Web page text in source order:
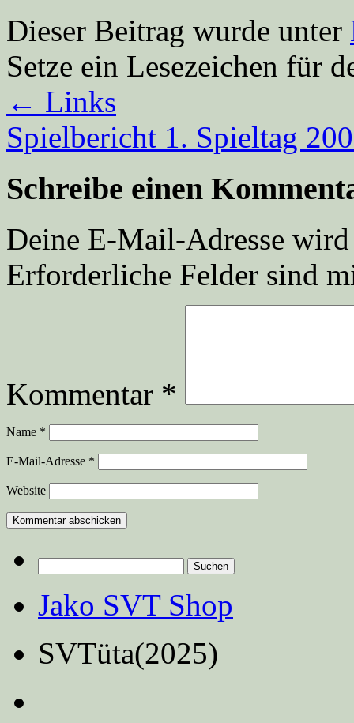
Dieser Beitrag wurde unter
Setze ein Lesezeichen für
← Links
Spielbericht 1. Spieltag
Schreibe einen
Deine E-Mail-Adresse
Erforderliche Felder sind
Kommentar *
Name *
E-Mail-Adresse *
Website
nach:
Jako SVT Shop
SVTüta(2025)